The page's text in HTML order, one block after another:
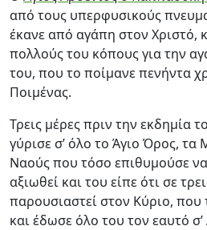
από τους υπερφυσικούς
έκανε από αγάπη στον Χριστό,
πολλούς του κόπους για την
του, που το ποίμανε πενήντα
Ποιμένας.
Τρεις μέρες πριν την εκδημία
γύρισε σ’ όλο το Άγιο Όρος,
Ναούς που τόσο επιθυμούσε να
αξιωθεί και του είπε ότι σε
παρουσιαστεί στον Κύριο,
και έδωσε όλο του τον εαυτό σ’